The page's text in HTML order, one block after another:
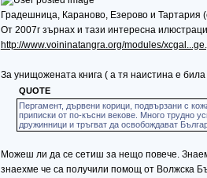
Градешница, Караново, Езерово и Тартария
От 2007г зърнах и тази интересна
http://www.voininatangra.org/modules/
За унищожената книга ( а тя наистина е
QUOTE
Пергамент, дървени корици, подвързани с
приписки от по-късни векове. Много трудно
дружинници и тръгват да освобождават
Можеш ли да се сетиш за нещо повече.
знаехме че са получили помощ от Волжска